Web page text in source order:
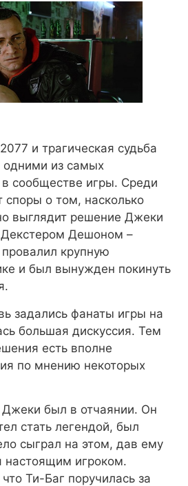
и трагическая судьба
из самых
сообществе игры. Среди
споры о том, насколько
выглядит решение Джеки
Декстером Дешоном –
крупную
и был вынужден покинуть
задались фанаты игры на
большая дискуссия. Тем
есть вполне
по мнению некоторых
был в отчаянии. Он
стать легендой, был
сыграл на этом, дав ему
настоящим игроком.
Ти-Баг поручилась за